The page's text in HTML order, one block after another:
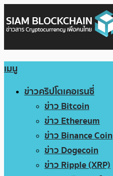
เมนู
ข่าวคริปโตเคอเรนซี่
ข่าว Bitcoin
ข่าว Ethereum
ข่าว Binance Coin
ข่าว Dogecoin
ข่าว Ripple (XRP)